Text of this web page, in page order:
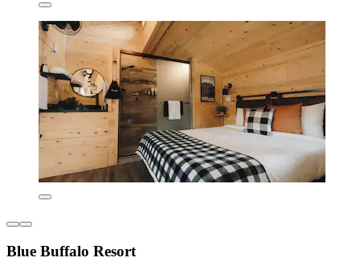
Blue Buffalo Resort